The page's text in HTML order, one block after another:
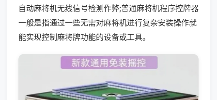
自动麻将机无线信号检测作弊;普通麻将机程序控牌器
一般是指通过一些无需对麻将机进行复杂安装操作就
能实现控制麻将牌功能的设备或工具。